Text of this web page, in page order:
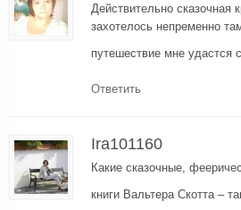
Действительно сказочная
захотелось непременно
путешествие мне удастся
Ответить
Ira101160
Какие сказочные,
книги Вальтера Скотта –